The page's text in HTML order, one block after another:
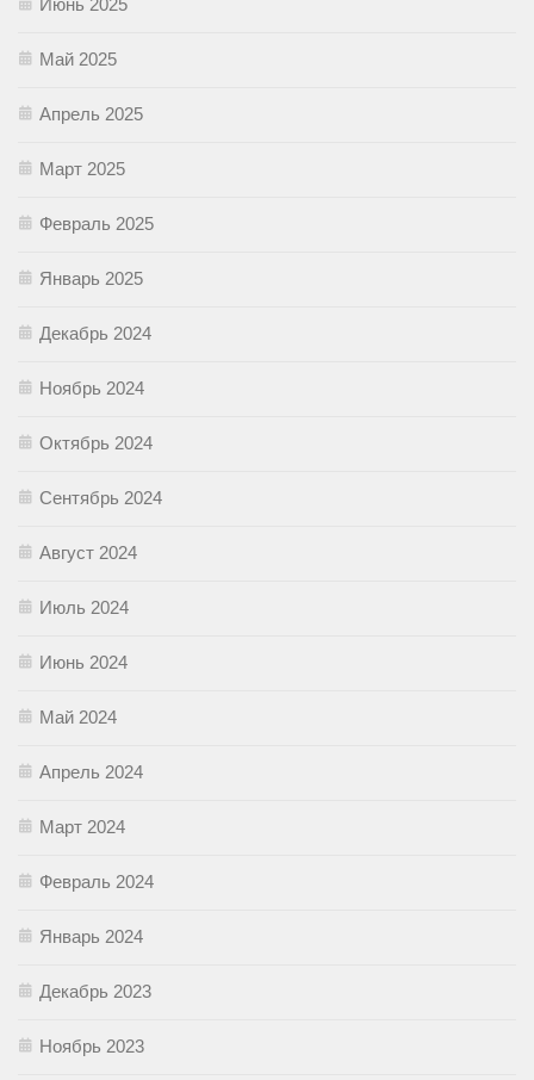
Май 2025
Апрель 2025
Март 2025
Февраль 2025
Январь 2025
Декабрь 2024
Ноябрь 2024
Октябрь 2024
Сентябрь 2024
Август 2024
Июль 2024
Июнь 2024
Май 2024
Апрель 2024
Март 2024
Февраль 2024
Январь 2024
Декабрь 2023
Ноябрь 2023